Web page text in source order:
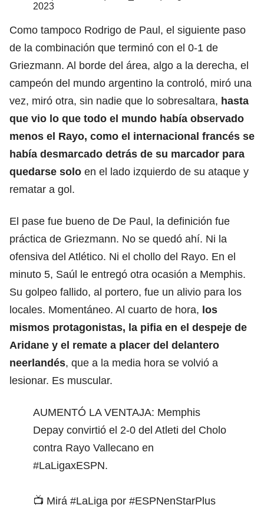
2023
Como tampoco Rodrigo de Paul, el siguiente paso
de la combinación que terminó con el 0-1 de
Griezmann. Al borde del área, algo a la derecha, el
campeón del mundo argentino la controló, miró una
vez, miró otra, sin nadie que lo sobresaltara, hasta
que vio lo que todo el mundo había observado
menos el Rayo, como el internacional francés se
había desmarcado detrás de su marcador para
quedarse solo en el lado izquierdo de su ataque y
rematar a gol.
El pase fue bueno de De Paul, la definición fue
práctica de Griezmann. No se quedó ahí. Ni la
ofensiva del Atlético. Ni el chollo del Rayo. En el
minuto 5, Saúl le entregó otra ocasión a Memphis.
Su golpeo fallido, al portero, fue un alivio para los
locales. Momentáneo. Al cuarto de hora, los
mismos protagonistas, la pifia en el despeje de
Aridane y el remate a placer del delantero
neerlandés, que a la media hora se volvió a
lesionar. Es muscular.
AUMENTÓ LA VENTAJA: Memphis
Depay convirtió el 2-0 del Atleti del Cholo
contra Rayo Vallecano en
#LaLigaxESPN.
📺 Mirá #LaLiga por #ESPNenStarPlus